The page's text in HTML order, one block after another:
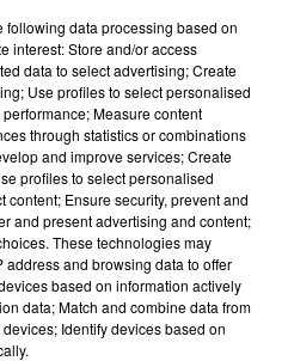
les déplacer
caserne des
Samedi, des
déployés place
le projet.
entre les
following data processing based on
interest: Store and/or access
data to select advertising; Create
Use profiles to select personalised
Measure content
through statistics or combinations
and improve services; Create
profiles to select personalised
content; Ensure security, prevent and
and present advertising and content;
These technologies may
and browsing data to offer
based on information actively
data; Match and combine data from
Identify devices based on